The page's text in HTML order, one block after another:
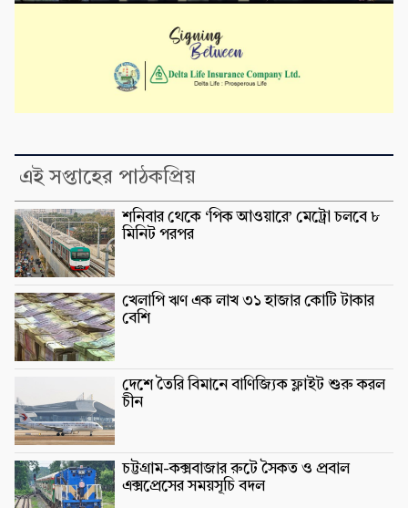
এই সপ্তাহের পাঠকপ্রিয়
শনিবার থেকে ‘পিক আওয়ারে’ মেট্রো চলবে ৮
মিনিট পরপর
খেলাপি ঋণ এক লাখ ৩১ হাজার কোটি টাকার
বেশি
দেশে তৈরি বিমানে বাণিজ্যিক ফ্লাইট শুরু করল
চীন
চট্টগ্রাম-কক্সবাজার রুটে সৈকত ও প্রবাল
এক্সপ্রেসের সময়সূচি বদল